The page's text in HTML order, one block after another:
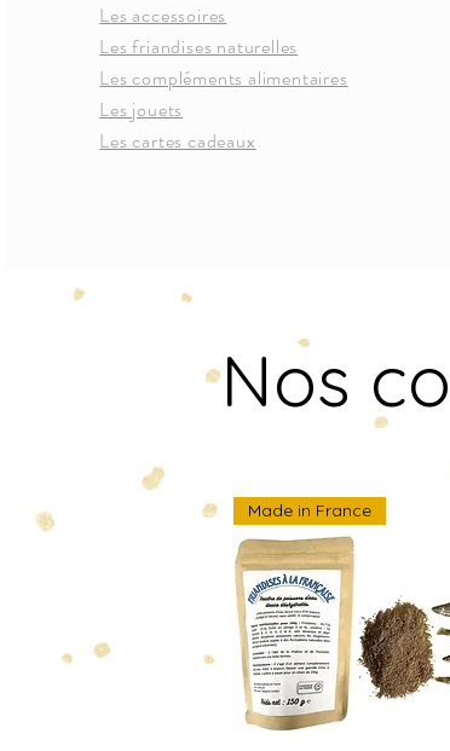
Les accessoires
Les friandises naturelles
Les compléments alimentaires
Les jouets
Les cartes cadeaux
Nos
Made in France